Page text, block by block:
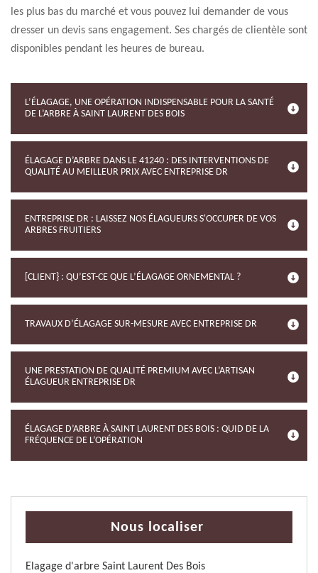
les plus bas du marché et vous pouvez lui demander de vous
dresser un devis sans engagement. Ses chargés de clientèle sont
disponibles pendant les heures de bureau.
L’ÉLAGAGE, UNE OPÉRATION INDISPENSABLE POUR LA SANTÉ
DE L’ARBRE À SAINT LAURENT DES BOIS
ÉLAGAGE D’ARBRE DANS LE 41240 : DES INTERVENTIONS DE
QUALITÉ AU MEILLEUR PRIX AVEC ENTREPRISE DR
ENTREPRISE DR : LAISSEZ NOS ÉLAGUEURS S'OCCUPER DE VOS
ARBRES FRUITIERS
[CLIENT} : QU’EST-CE QUE L’ÉLAGAGE ORNEMENTAL ?
TRAVAUX D’ÉLAGAGE SUR-MESURE AVEC ENTREPRISE DR
UNE PRESTATION DE QUALITÉ PREMIUM AVEC L’ARTISAN
ÉLAGUEUR ENTREPRISE DR
ÉLAGAGE D’ARBRE À SAINT LAURENT DES BOIS : QUID DE LA
FRÉQUENCE DE L’OPÉRATION
Nous localiser
Elagage d'arbre Saint Laurent Des Bois